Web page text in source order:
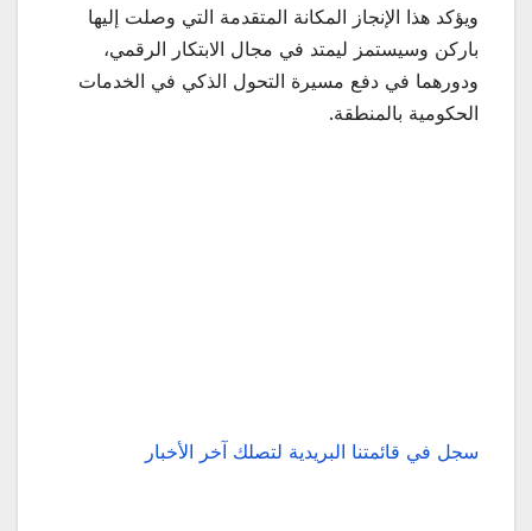
ويؤكد هذا الإنجاز المكانة المتقدمة التي وصلت إليها
باركن وسيستمز ليمتد في مجال الابتكار الرقمي،
ودورهما في دفع مسيرة التحول الذكي في الخدمات
الحكومية بالمنطقة.
سجل في قائمتنا البريدية لتصلك آخر الأخبار